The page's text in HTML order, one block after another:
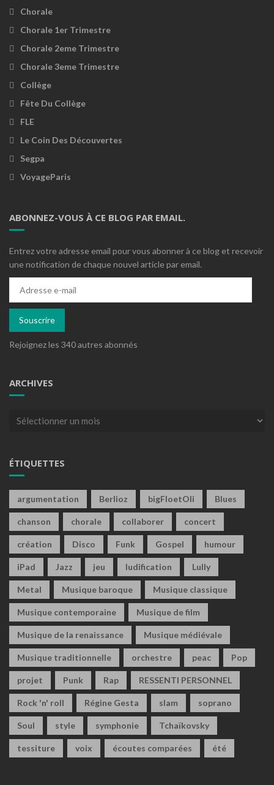
Chorale
Chorale 1er Trimestre
Chorale 2eme Trimestre
Chorale 3eme Trimestre
Collège
Fête Du Collège
FLE
Le Coin Des Découvertes
Segpa
VoyageParis
ABONNEZ-VOUS À CE BLOG PAR EMAIL.
Entrez votre adresse email pour vous abonner à ce blog et recevoir
une notification de chaque nouvel article par email.
mail
Souscrire
Rejoignez les 340 autres abonnés
ARCHIVES
Archives
ÉTIQUETTES
argumentation Berlioz bigFloetOli Blues
chanson chorale collaborer concert
création Disco Funk Gospel humour
iPad Jazz jeu ludification Lully
Metal Musique baroque Musique classique
Musique contemporaine Musique de film
Musique de la renaissance Musique médiévale
Musique traditionnelle orchestre peac Pop
projet Punk Rap RESSENTI PERSONNEL
Rock 'n' roll Régine Gesta slam soprano
Soul style symphonie Tchaïkovsky
tessiture voix écoutes comparées été